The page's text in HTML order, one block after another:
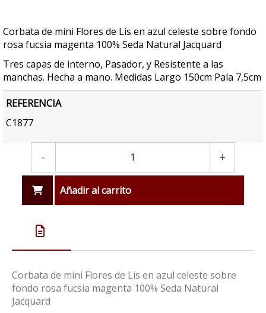
Corbata de mini Flores de Lis en azul celeste sobre fondo
rosa fucsia magenta 100% Seda Natural Jacquard
Tres capas de interno, Pasador, y Resistente a las
manchas. Hecha a mano. Medidas Largo 150cm Pala 7,5cm
REFERENCIA
C1877
- +
Añadir al carrito
Corbata de mini Flores de Lis en azul celeste sobre
fondo rosa fucsia magenta 100% Seda Natural
Jacquard